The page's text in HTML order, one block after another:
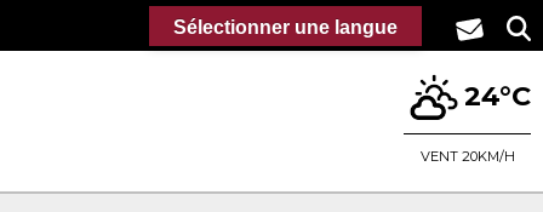
24°C
VENT 20KM/H
Sélectionner une langue